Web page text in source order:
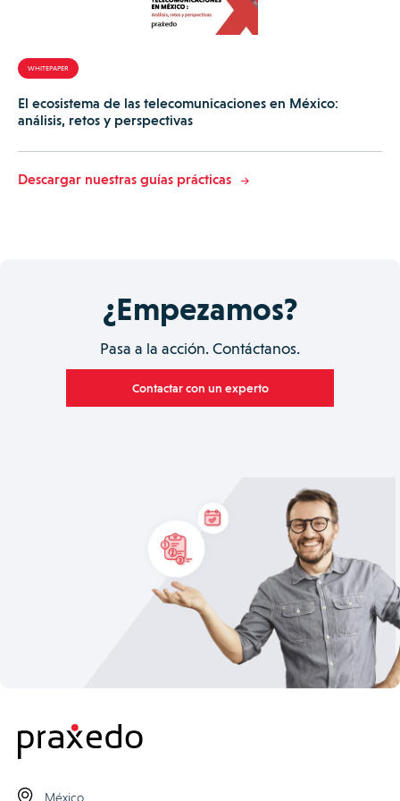
WHITEPAPER
El ecosistema de las telecomunicaciones en México:
análisis, retos y perspectivas
Descargar nuestras guías prácticas
¿Empezamos?
Pasa a la acción. Contáctanos.
Contactar con un experto
México